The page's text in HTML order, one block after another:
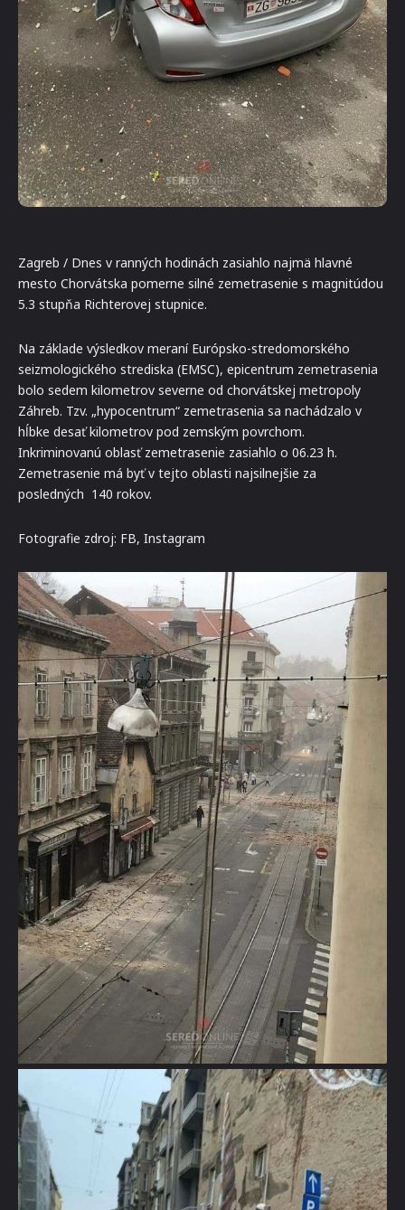
Zagreb / Dnes v ranných hodinách zasiahlo najmä hlavné
mesto Chorvátska pomerne silné zemetrasenie s magnitúdou
5.3 stupňa Richterovej stupnice.
Na základe výsledkov meraní Európsko-stredomorského
seizmologického strediska (EMSC), epicentrum zemetrasenia
bolo sedem kilometrov severne od chorvátskej metropoly
Záhreb. Tzv. „hypocentrum“ zemetrasenia sa nachádzalo v
hĺbke desať kilometrov pod zemským povrchom.
Inkriminovanú oblasť zemetrasenie zasiahlo o 06.23 h.
Zemetrasenie má byť v tejto oblasti najsilnejšie za
posledných 140 rokov.
Fotografie zdroj: FB, Instagram